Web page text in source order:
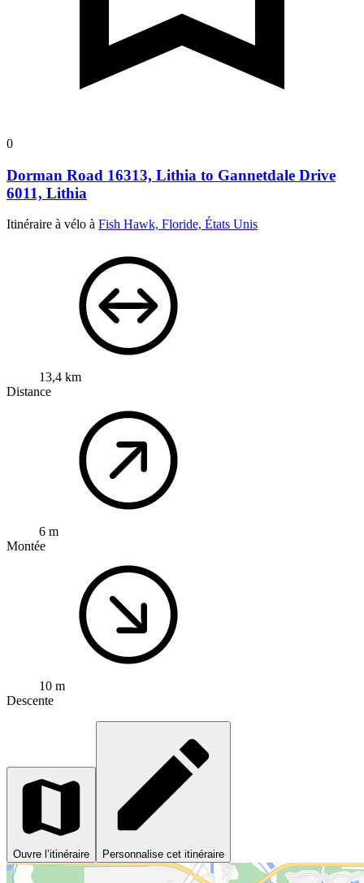
0
Dorman Road 16313, Lithia to Gannetdale Drive
6011, Lithia
Itinéraire à vélo à Fish Hawk, Floride, États Unis
13,4 km
Distance
6 m
Montée
10 m
Descente
Ouvre l’itinéraire Personnalise cet itinéraire